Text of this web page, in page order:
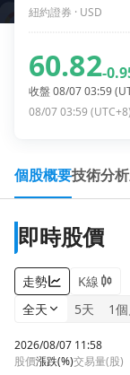
紐約證券 · USD
60.82-
收盤 08/07 03:59
08/07 03:59 (UTC+8)
個股概要技術分析
即時股價
走勢
K線
全天
5天 1個
2026/08/07 11:58
股價漲跌(%)交易量(股)